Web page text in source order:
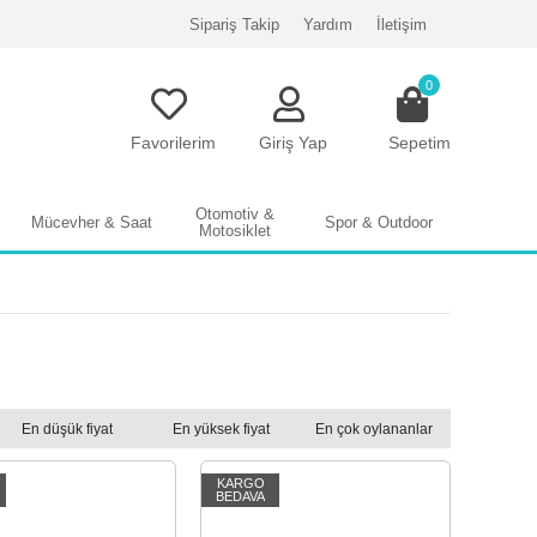
Sipariş Takip Yardım İletişim
Favorilerim Giriş Yap
0
Sepetim
Mücevher & Saat
Otomotiv &
Motosiklet
Spor & Outdoor
En düşük fiyat En yüksek fiyat En çok oylananlar
KARGO
BEDAVA